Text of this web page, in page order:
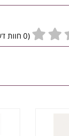
(0 חוות דעת גולשים)